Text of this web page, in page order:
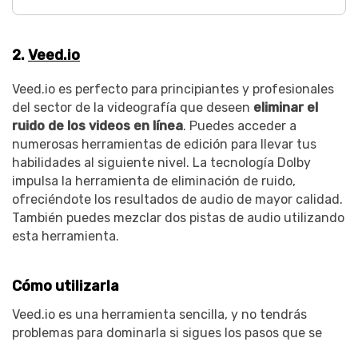
2.Veed.io
Veed.io es perfecto para principiantes y profesionales
del sector de la videografía que deseen eliminar el
ruido de los videos en línea. Puedes acceder a
numerosas herramientas de edición para llevar tus
habilidades al siguiente nivel. La tecnología Dolby
impulsa la herramienta de eliminación de ruido,
ofreciéndote los resultados de audio de mayor calidad.
También puedes mezclar dos pistas de audio utilizando
esta herramienta.
Cómo utilizarla
Veed.io es una herramienta sencilla, y no tendrás
problemas para dominarla si sigues los pasos que se